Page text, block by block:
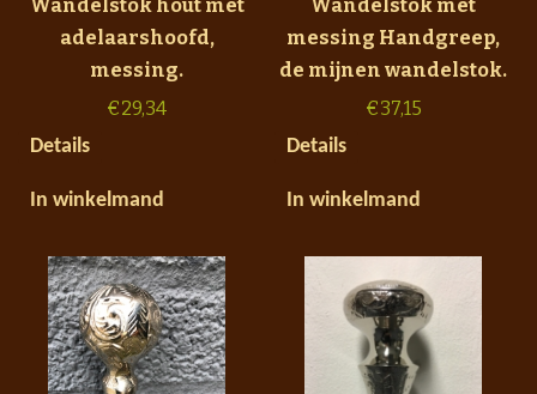
Wandelstok hout met
adelaarshoofd,
messing.
€29,34
Details
In winkelmand
Wandelstok met
messing Handgreep,
de mijnen wandelstok.
€37,15
Details
In winkelmand